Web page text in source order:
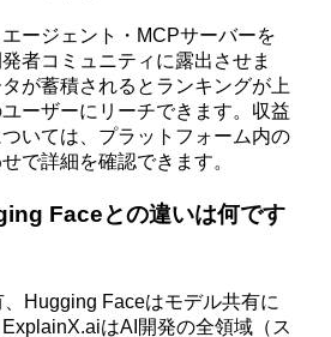
ージェント・MCPサーバーを
者コミュニティに露出させま
が蓄積されるとランキングが上
ーザーにリーチできます。収益
いては、プラットフォーム内の
で詳細を確認できます。
Faceとの違いは何です
Hugging Faceはモデル共有に
はAI開発の全領域（ス